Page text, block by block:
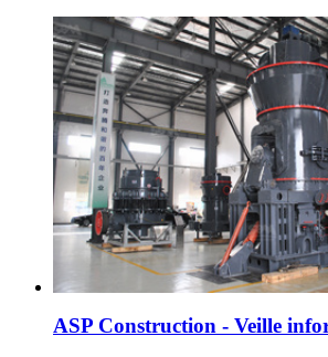
ASP Construction - Veille